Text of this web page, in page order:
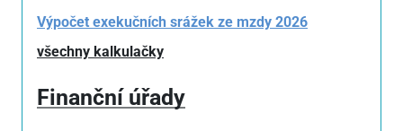
Výpočet exekučních srážek ze mzdy 2026
všechny kalkulačky
Finanční úřady